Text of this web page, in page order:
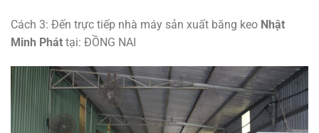
Cách 3: Đến trực tiếp nhà máy sản xuất băng keo Nhật
Minh Phát tại: ĐỒNG NAI